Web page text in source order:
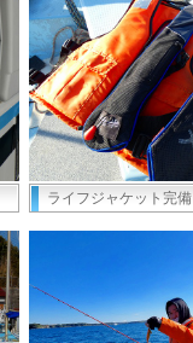
ライフジャケット完備